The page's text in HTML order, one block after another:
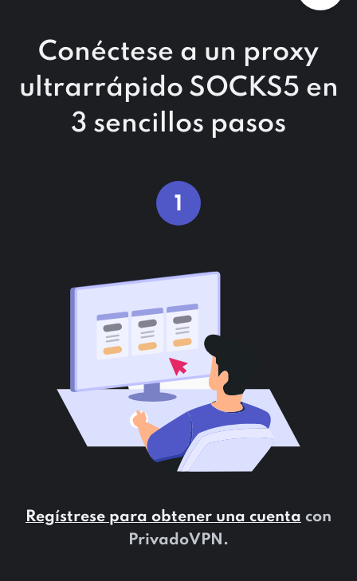
Conéctese a un proxy
ultrarrápido SOCKS5 en
3 sencillos pasos
1
Regístrese para obtener una cuenta con
PrivadoVPN.